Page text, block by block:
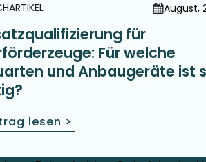
August,
für
Für welche
und Anbaugeräte ist
lesen >